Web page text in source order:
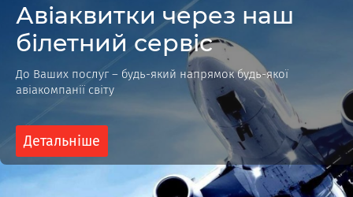
Авіаквитки через наш
білетний сервіс
До Ваших послуг – будь-який напрямок будь-якої
авіакомпанії світу
Детальніше